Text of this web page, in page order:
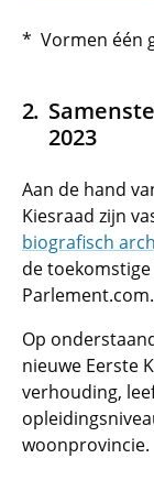
* Vormen één
2023
Aan de hand
Kiesraad zijn
biografisch
de
Parlement.com.
Op
nieuwe Eerste
verhouding,
woonprovincie.